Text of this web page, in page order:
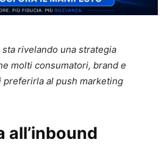
sta rivelando una strategia
molti consumatori, brand e
al push marketing
all’inbound